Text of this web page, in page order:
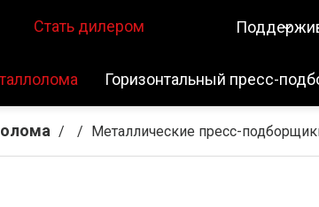
Стать дилером
Горизонтальный пресс-
/ / Металлические пресс-